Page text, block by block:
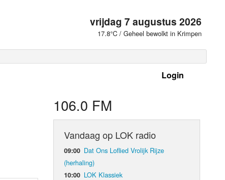
vrijdag 7 augustus 2026
17.8°C / Geheel bewolkt in Krimpen
Login
106.0 FM
Vandaag op LOK radio
09:00 Dat Ons Loflied Vrolijk Rijze
(herhaling)
10:00 LOK Klassiek